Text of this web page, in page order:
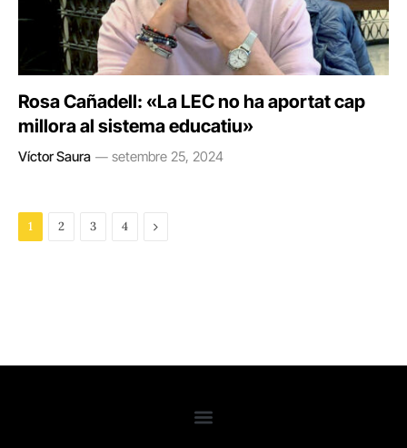
Rosa Cañadell: «La LEC no ha aportat cap
millora al sistema educatiu»
Víctor Saura setembre 25, 2024
1 2 3 4 Next